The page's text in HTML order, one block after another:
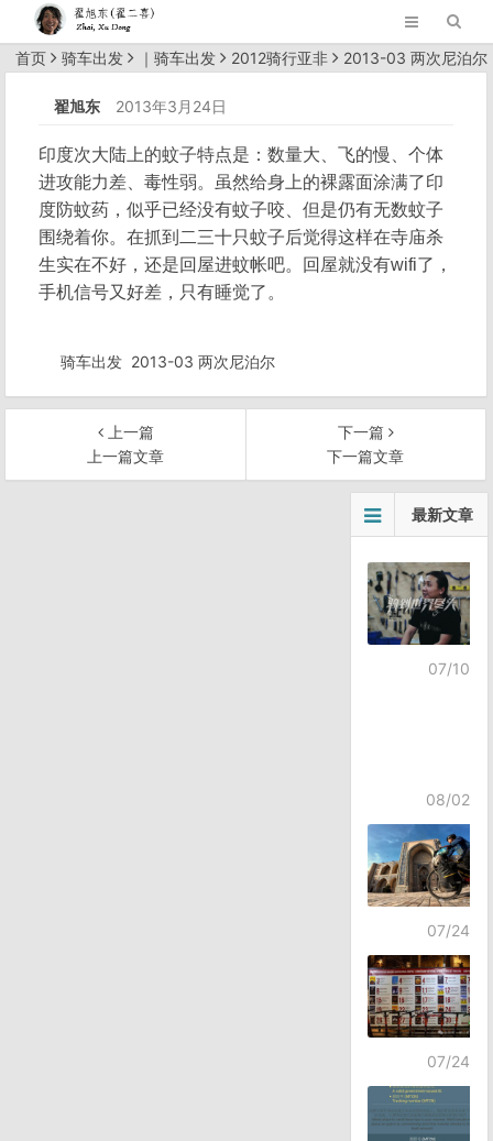
首页 骑车出发 ｜骑车出发 2012骑行亚非
2013-03 两次尼泊尔
翟旭东
2013年3月24日
印度次大陆上的蚊子特点是：数量大、飞的慢、个体
进攻能力差、毒性弱。虽然给身上的裸露面涂满了印
度防蚊药，似乎已经没有蚊子咬、但是仍有无数蚊子
围绕着你。在抓到二三十只蚊子后觉得这样在寺庙杀
生实在不好，还是回屋进蚊帐吧。回屋就没有wifi了，
手机信号又好差，只有睡觉了。
骑车出发 2013-03 两次尼泊尔
上一篇
上一篇文章
下一篇
下一篇文章
最新文章
07/10
08/02
07/24
07/24